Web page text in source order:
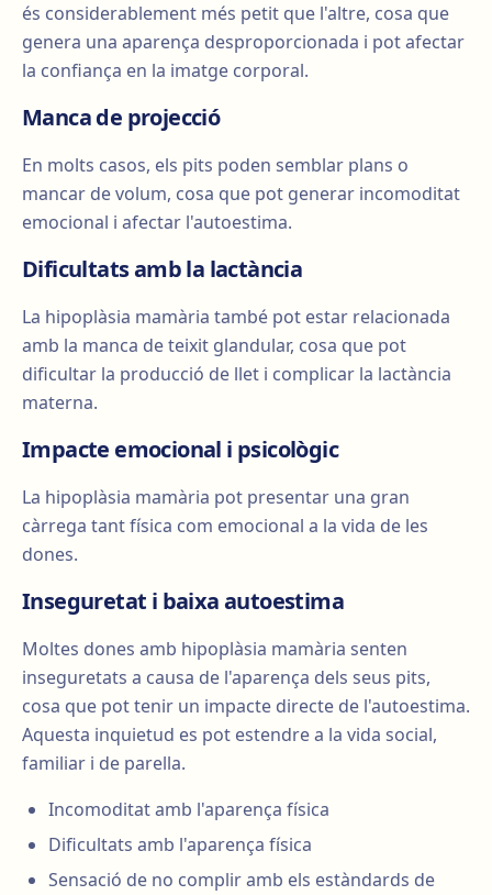
és considerablement més petit que l'altre, cosa que
genera una aparença desproporcionada i pot afectar
la confiança en la imatge corporal.
Manca de projecció
En molts casos, els pits poden semblar plans o
mancar de volum, cosa que pot generar incomoditat
emocional i afectar l'autoestima.
Dificultats amb la lactància
La hipoplàsia mamària també pot estar relacionada
amb la manca de teixit glandular, cosa que pot
dificultar la producció de llet i complicar la lactància
materna.
Impacte emocional i psicològic
La hipoplàsia mamària pot presentar una gran
càrrega tant física com emocional a la vida de les
dones.
Inseguretat i baixa autoestima
Moltes dones amb hipoplàsia mamària senten
inseguretats a causa de l'aparença dels seus pits,
cosa que pot tenir un impacte directe de l'autoestima.
Aquesta inquietud es pot estendre a la vida social,
familiar i de parella.
Incomoditat amb l'aparença física
Dificultats amb l'aparença física
Sensació de no complir amb els estàndards de